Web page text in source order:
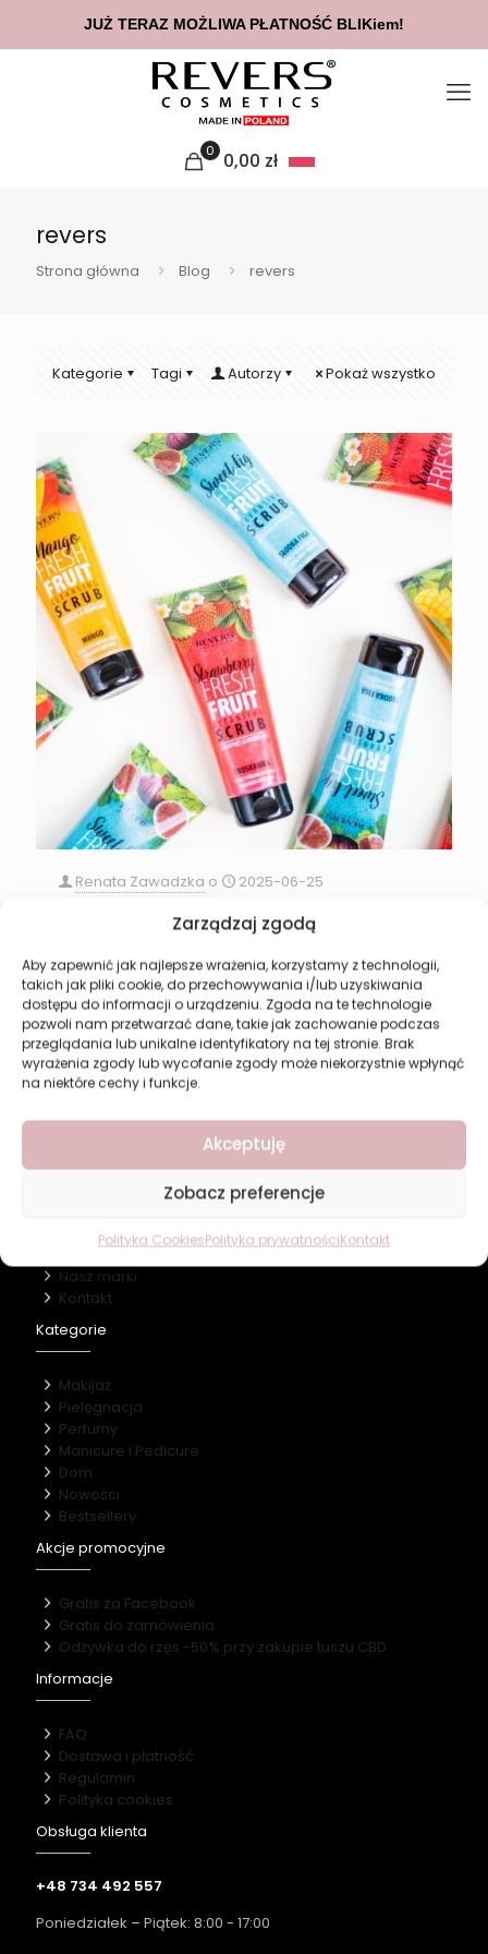
Zarządzaj zgodą
Aby zapewnić jak najlepsze wrażenia, korzystamy z technologii,
takich jak pliki cookie, do przechowywania i/lub uzyskiwania
dostępu do informacji o urządzeniu. Zgoda na te technologie
pozwoli nam przetwarzać dane, takie jak zachowanie podczas
przeglądania lub unikalne identyfikatory na tej stronie. Brak
wyrażenia zgody lub wycofanie zgody może niekorzystnie wpłynąć
na niektóre cechy i funkcje.
Akceptuję
Zobacz preferencje
Polityka CookiesPolityka prywatnościKontakt
0 0,00 zł
revers
Strona główna Blog revers
Kategorie Tagi Autorzy Pokaż wszystko
Renata Zawadzka o
2025-06-25
Ciało pamięta przyjemność. Podaruj mu ją z
Revers Cosmetics
Każdego dnia dajemy z siebie wszystko – w pracy,
w domu, dla innych. A kiedy wreszcie przychodzi
moment tylko dla nas… często nie wiemy, co z[…]
0 Czytaj więcej
O firmie
Nasz marki
Kontakt
Kategorie
Makijaż
Pielęgnacja
Perfumy
Manicure i Pedicure
Dom
Nowości
Bestsellery
Akcje promocyjne
Gratis za Facebook
Gratis do zamówienia
Odżywka do rzęs -50% przy zakupie tuszu CBD
Informacje
FAQ
Dostawa i płatność
Regulamin
Polityka cookies
Obsługa klienta
+48 734 492 557
Poniedziałek – Piątek: 8:00 - 17:00
JUŻ TERAZ MOŻLIWA PŁATNOŚĆ BLIKiem!